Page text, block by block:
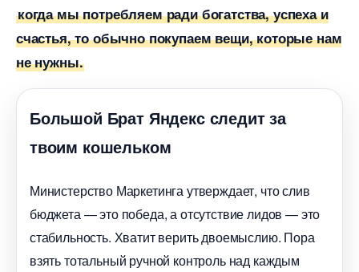
когда мы потребляем ради богатства, успеха и
счастья, то обычно покупаем вещи, которые нам
не нужны.
Большой Брат Яндекс следит за
твоим кошельком
Министерство Маркетинга утверждает, что сли
юджета — это победа, а отсутствие лидов — это
стабильность. Хватит верить двоемыслию. Пора
зять тотальный ручной контроль над каждым